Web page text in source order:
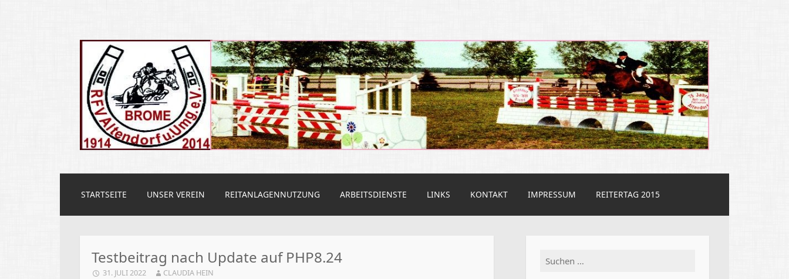
Reit und Fahrverein Altendorf
INHALT
SPRINGEN
STARTSEITE UNSER VEREIN REITANLAGENNUTZUNG ARBEITSDIENSTE LINKS KONTAKT IMPRESSUM REITERTAG 2015
Testbeitrag nach Update auf PHP8.24
31. JULI 2022 CLAUDIA HEIN
Suchen